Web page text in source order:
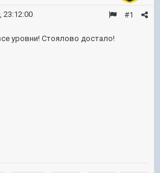
#1
23:12:00
уровни! Стоялово достало!